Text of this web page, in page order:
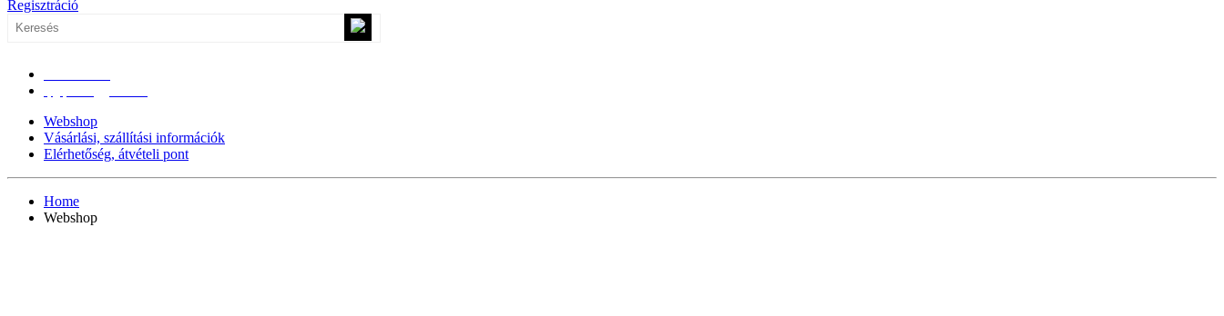
Regisztráció
Webshop
Vásárlási, szállítási információk
Elérhetőség, átvételi pont
Home
Webshop